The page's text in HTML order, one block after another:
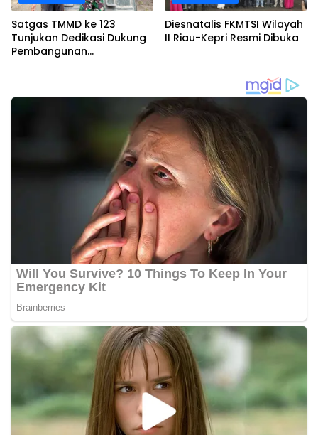
Satgas TMMD ke 123
Tunjukan Dedikasi Dukung
Pembangunan
Diesnatalis FKMTSI Wilayah
II Riau-Kepri Resmi Dibuka